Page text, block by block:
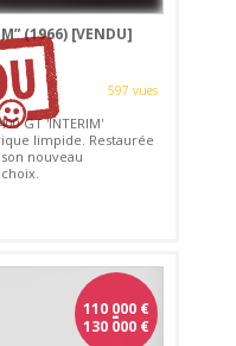
(1966) [VENDU]
597 vues
GT 'INTERIM'
limpide. Restaurée
nouveau
110 000€
-
130 000€